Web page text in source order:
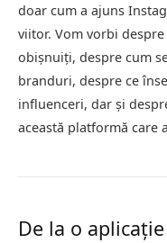
doar cum a ajuns
viitor. Vom vorbi
obișnuiți, despre cum
branduri, despre ce
influenceri, dar și
această platformă care
De la o